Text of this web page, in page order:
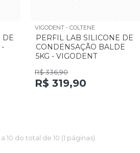
DE
-
VIGODENT - COLTENE
PERFIL LAB SILICONE DE
CONDENSAÇÃO BALDE
5KG - VIGODENT
R$ 319,90
R$ 336,90
10 do total de 10 (1 páginas)